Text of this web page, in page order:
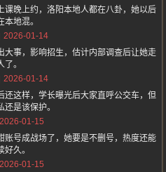
课晚上约，洛阳本地人都在八卦，她以后
本地混。
2026-01-14
大事，影响招生，估计内部调查后让她走
了。
2026-01-14
还这样，学长曝光后大家直呼公交车，但
还是该保护。
2026-01-15
账号成战场了，她要是不删号，热度还能
好久。
2026-01-15